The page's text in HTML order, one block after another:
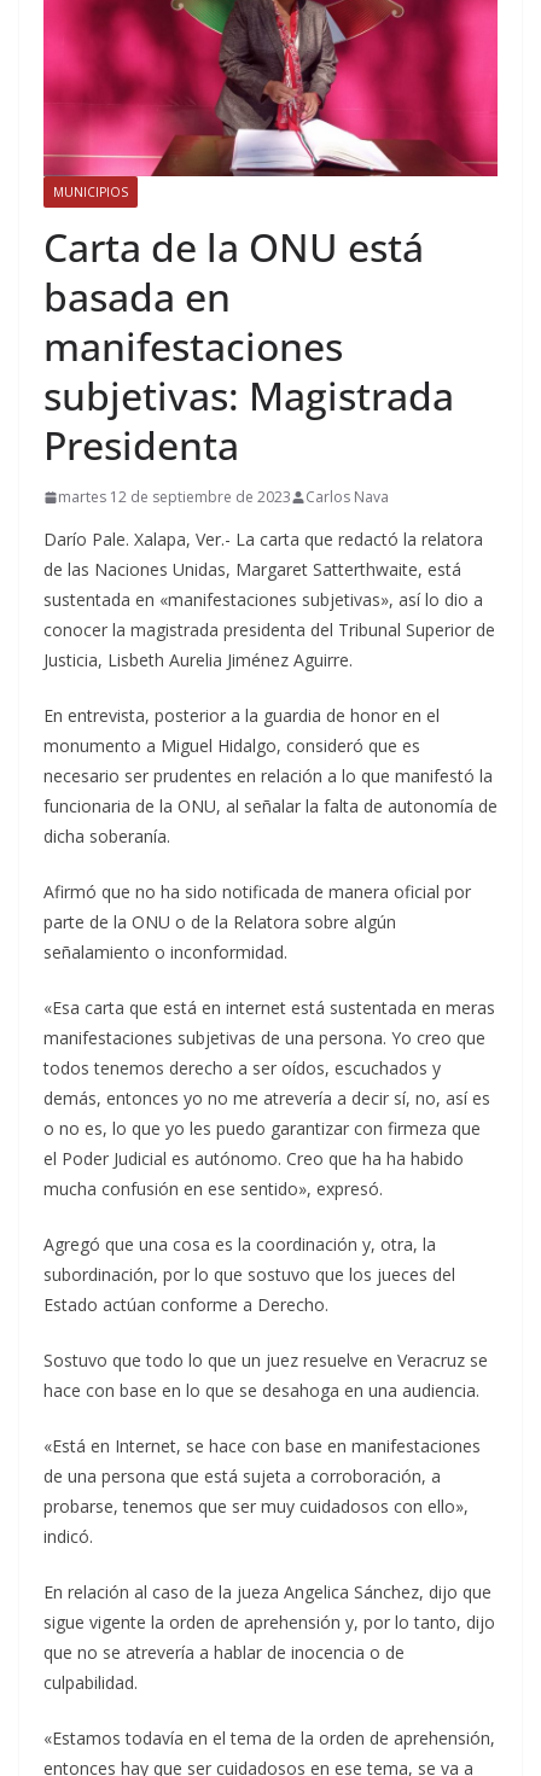
MUNICIPIOS
Carta de la ONU está
basada en
manifestaciones
subjetivas: Magistrada
Presidenta
martes 12 de septiembre de 2023 Carlos Nava
Darío Pale. Xalapa, Ver.- La carta que redactó la relatora
de las Naciones Unidas, Margaret Satterthwaite, está
sustentada en «manifestaciones subjetivas», así lo dio a
conocer la magistrada presidenta del Tribunal Superior de
Justicia, Lisbeth Aurelia Jiménez Aguirre.
En entrevista, posterior a la guardia de honor en el
monumento a Miguel Hidalgo, consideró que es
necesario ser prudentes en relación a lo que manifestó la
funcionaria de la ONU, al señalar la falta de autonomía de
dicha soberanía.
Afirmó que no ha sido notificada de manera oficial por
parte de la ONU o de la Relatora sobre algún
señalamiento o inconformidad.
«Esa carta que está en internet está sustentada en meras
manifestaciones subjetivas de una persona. Yo creo que
todos tenemos derecho a ser oídos, escuchados y
demás, entonces yo no me atrevería a decir sí, no, así es
o no es, lo que yo les puedo garantizar con firmeza que
el Poder Judicial es autónomo. Creo que ha ha habido
mucha confusión en ese sentido», expresó.
Agregó que una cosa es la coordinación y, otra, la
subordinación, por lo que sostuvo que los jueces del
Estado actúan conforme a Derecho.
Sostuvo que todo lo que un juez resuelve en Veracruz se
hace con base en lo que se desahoga en una audiencia.
«Está en Internet, se hace con base en manifestaciones
de una persona que está sujeta a corroboración, a
probarse, tenemos que ser muy cuidadosos con ello»,
indicó.
En relación al caso de la jueza Angelica Sánchez, dijo que
sigue vigente la orden de aprehensión y, por lo tanto, dijo
que no se atrevería a hablar de inocencia o de
culpabilidad.
«Estamos todavía en el tema de la orden de aprehensión,
entonces hay que ser cuidadosos en ese tema, se va a